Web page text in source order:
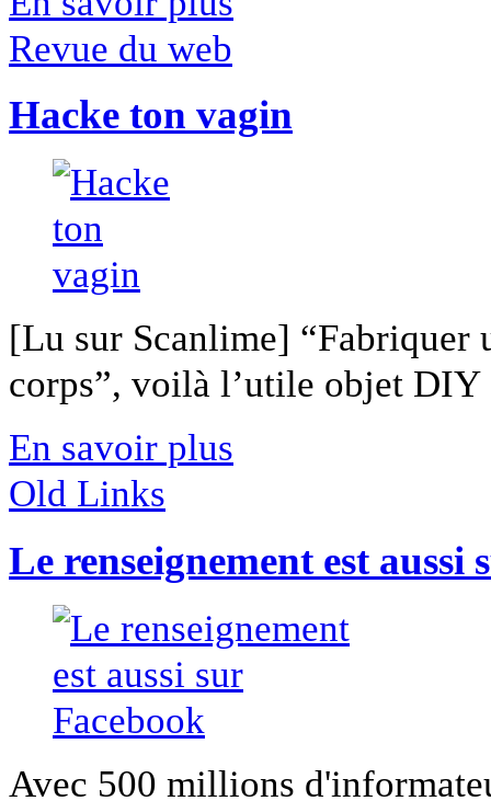
Revue du web
Hacke ton vagin
[Lu sur Scanlime] “Fabriquer
corps”, voilà l’utile objet
En savoir plus
Old Links
Le renseignement est aussi
Avec 500 millions